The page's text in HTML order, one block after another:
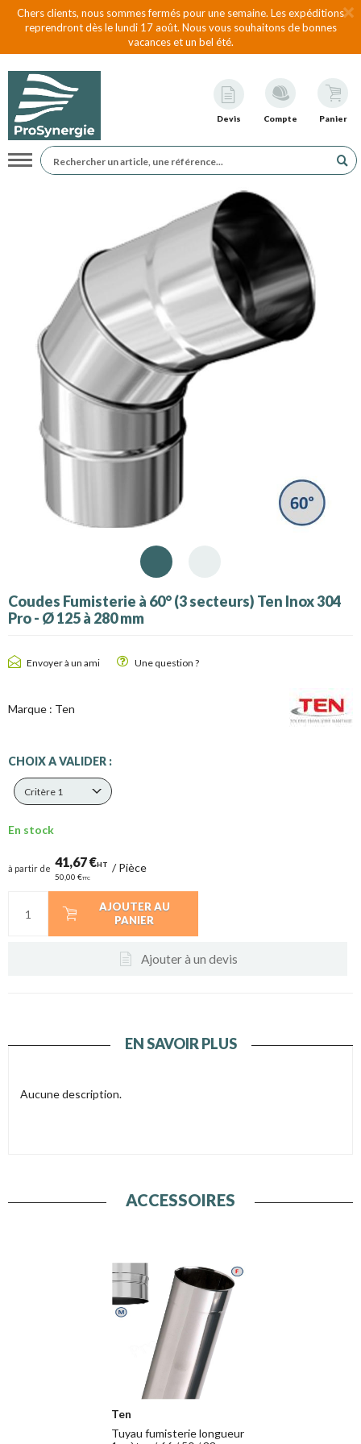
Chers clients, nous sommes fermés pour une semaine. Les expéditions
reprendront dès le lundi 17 août. Nous vous souhaitons de bonnes
vacances et un bel été.
Devis Compte Panier
Navigation
Coudes Fumisterie à 60° (3 secteurs) Ten Inox 304
Pro - Ø 125 à 280 mm
Envoyer à un ami Une question ?
Marque : Ten
CHOIX A VALIDER :
Critère 1
En stock
à partir de 41,67 €HT
50,00 €TTC
/Pièce
AJOUTER AU
PANIER
Ajouter à un devis
EN SAVOIR PLUS
Aucune description.
ACCESSOIRES
Ten
Tuyau fumisterie longueur